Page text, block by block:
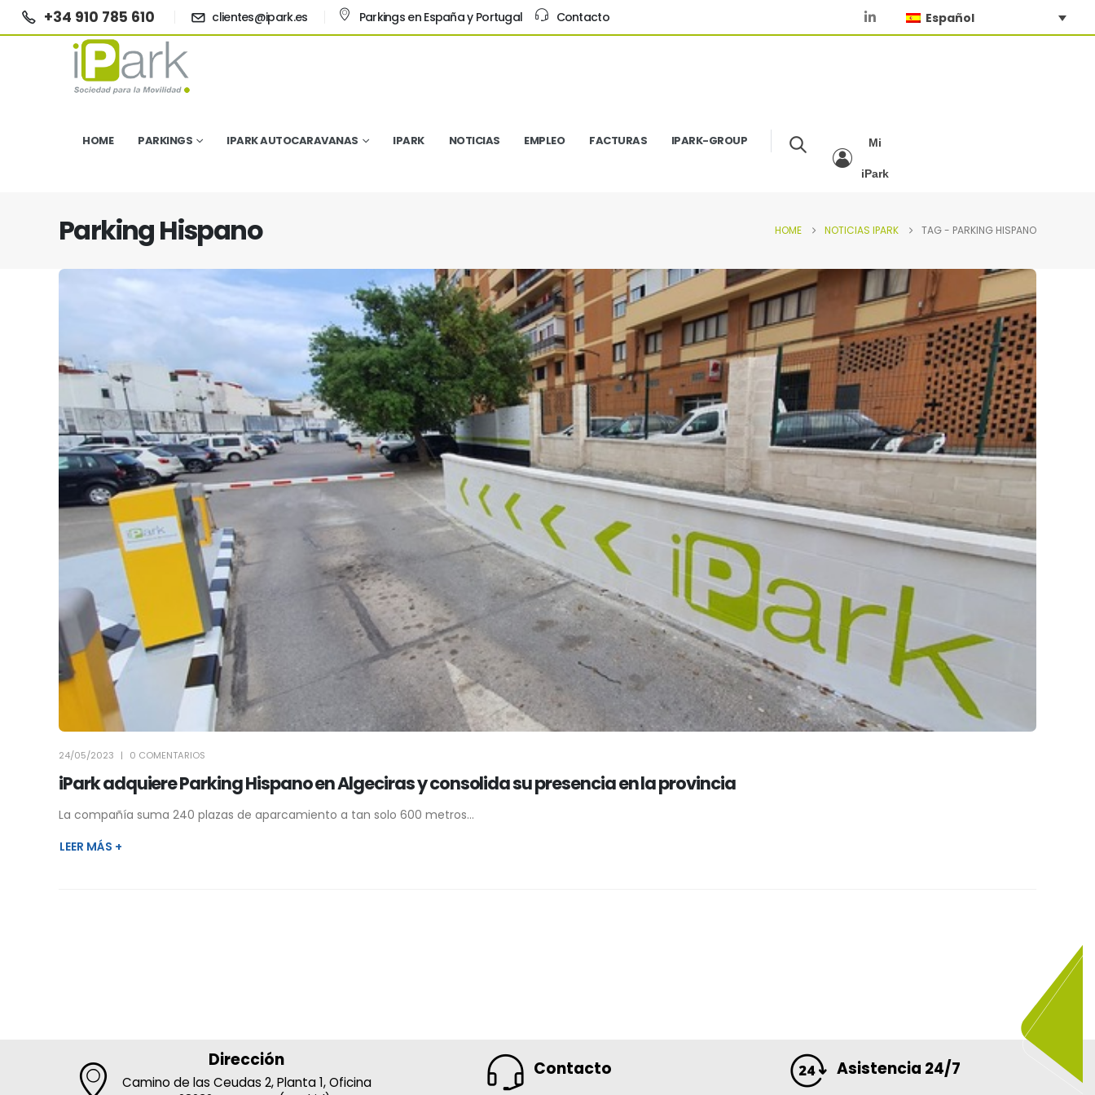
+34 910 785 610 clientes@ipark.es Parkings en España y Portugal Contacto Español
HOME PARKINGS IPARK AUTOCARAVANAS IPARK NOTICIAS EMPLEO FACTURAS IPARK-GROUP Mi
iPark
Parking Hispano HOME NOTICIAS IPARK TAG - PARKING HISPANO
iPark adquiere Parking Hispano en Algeciras y consolida su presencia en la provincia
24/05/2023 0 COMENTARIOS
La compañía suma 240 plazas de aparcamiento a tan solo 600 metros...
LEER MÁS +
Dirección
Camino de las Ceudas 2, Planta 1, Oficina
Contacto Asistencia 24/7